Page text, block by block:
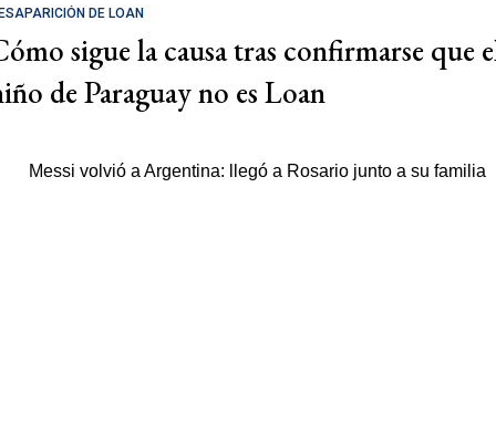
DE LOAN
sigue la causa tras confirmarse que
de Paraguay no es Loan